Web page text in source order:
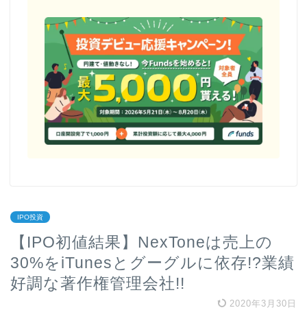
IPO投資
【IPO初値結果】NexToneは売上の
30%をiTunesとグーグルに依存!?業績
好調な著作権管理会社!!
2020年3月30日